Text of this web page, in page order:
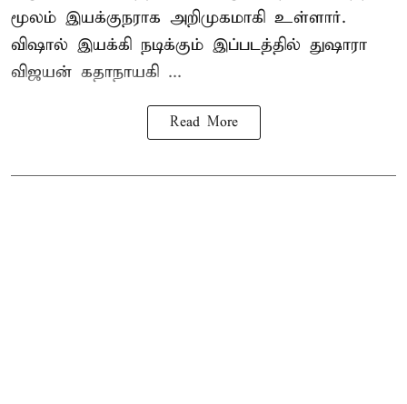
மூலம் இயக்குநராக அறிமுகமாகி உள்ளார்.
விஷால் இயக்கி நடிக்கும் இப்படத்தில் துஷாரா
விஜயன் கதாநாயகி ...
Read More